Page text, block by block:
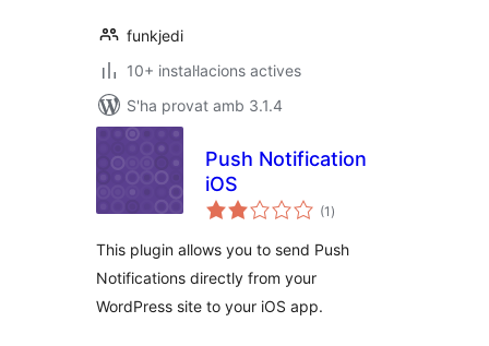
funkjedi
10+ instal·lacions actives
S'ha provat amb 3.1.4
Push Notification
iOS
(1 puntuacions
totals
)
This plugin allows you to send Push
Notifications directly from your
WordPress site to your iOS app.